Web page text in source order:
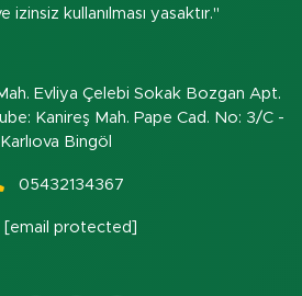
izinsiz kullanılması yasaktır."
Evliya Çelebi Sokak Bozgan Apt.
Kanireş Mah. Pape Cad. No: 3/C -
Karlıova Bingöl
05432134367
[email protected]